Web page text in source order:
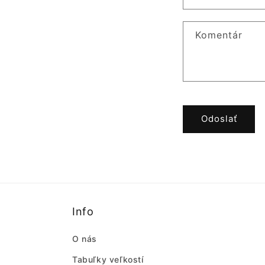
Komentár
Odoslať
Info
O nás
Tabuľky veľkostí